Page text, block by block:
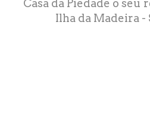
Casa da Piedade o
Ilha da Madeira -